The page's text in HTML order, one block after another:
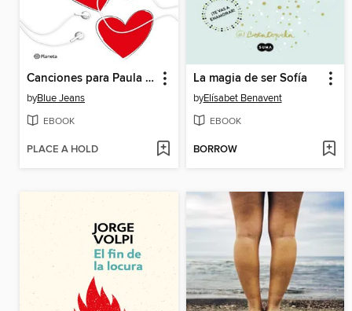
Canciones para Paula (Trilogía Canciones para Paula 1)
byBlue Jeans
EBOOK
PLACE A HOLD
La magia de ser Sofía
byElísabet Benavent
EBOOK
BORROW